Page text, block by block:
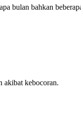
bulan bahkan
akibat kebocoran.